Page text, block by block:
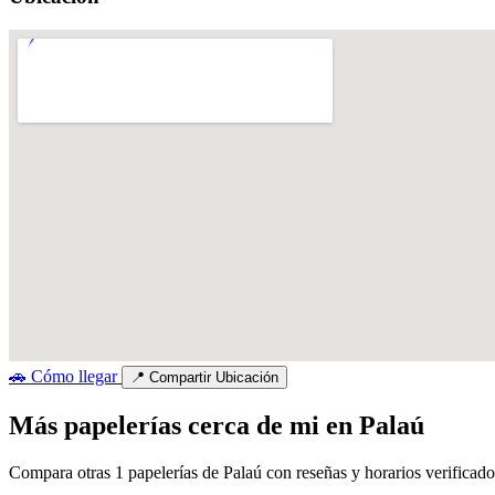
🚗 Cómo llegar 📍 Compartir Ubicación
Más papelerías cerca de mi en Palaú
Compara otras 1 papelerías de Palaú con reseñas y horarios